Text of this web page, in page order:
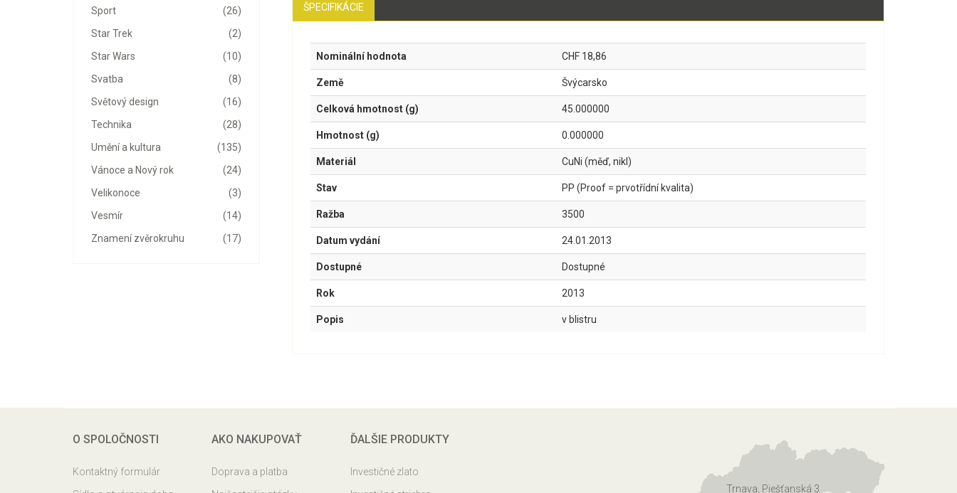
(26)
Sport
(2)
Star Trek
(10)
Star Wars
(8)
Svatba
(16)
Světový design
(28)
Technika
(135)
Umění a kultura
(24)
Vánoce a Nový rok
(3)
Velikonoce
(14)
Vesmír
(17)
Znamení zvěrokruhu
ŠPECIFIKÁCIE
Nominální hodnota CHF 18,86
Země Švýcarsko
Celková hmotnost (g) 45.000000
Hmotnost (g) 0.000000
Materiál CuNi (měď, nikl)
Stav PP (Proof = prvotřídní kvalita)
Ražba 3500
Datum vydání 24.01.2013
Dostupné Dostupné
Rok 2013
Popis v blistru
O SPOLOČNOSTI
Kontaktný formulár
AKO NAKUPOVAŤ
Doprava a platba
ĎALŠIE PRODUKTY
Investičné zlato
Trnava, Piešťanská 3